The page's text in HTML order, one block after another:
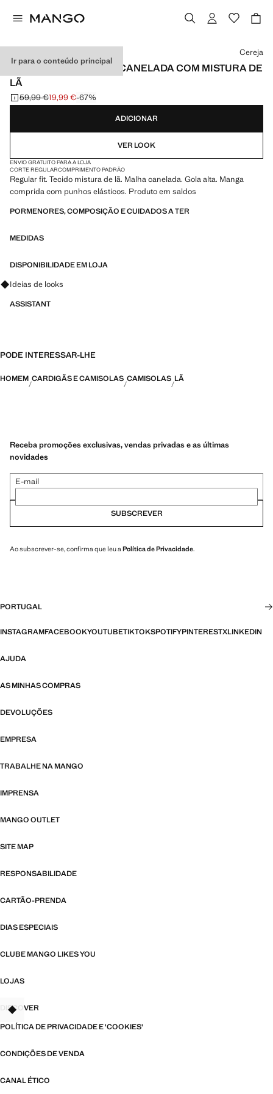
Ir para o conteúdo principal
CAMISOLA DE MALHA CANELADA COM MISTURA DE
LÃ
Preço inicial riscado [59,99 € ]
59,99 €
Preço atual [19,99 € ]
19,99 €-67%
Selecione uma cor
Cereja
ADICIONAR
VER LOOK
ENVIO GRATUITO PARA A LOJA
CORTE REGULARCOMPRIMENTO PADRÃO
Regular fit. Tecido mistura de lã. Malha canelada. Gola alta. Manga
comprida com punhos elásticos. Produto em saldos
PORMENORES, COMPOSIÇÃO E CUIDADOS A TER
MEDIDAS
DISPONIBILIDADE EM LOJA
Pergunte sobre looks, peças e tendências
Ideias de looks
ASSISTANT
PODE INTERESSAR-LHE
HOMEM CARDIGÃS E CAMISOLAS CAMISOLAS LÃ
Receba promoções exclusivas, vendas privadas e as últimas
novidades
E-mail
SUBSCREVER
Ao subscrever-se, confirma que leu a Política de Privacidade.
PORTUGAL
INSTAGRAMFACEBOOKYOUTUBETIKTOKSPOTIFYPINTERESTXLINKEDIN
AJUDA
AS MINHAS COMPRAS
DEVOLUÇÕES
EMPRESA
TRABALHE NA MANGO
IMPRENSA
MANGO OUTLET
SITE MAP
RESPONSABILIDADE
CARTÃO-PRENDA
DIAS ESPECIAIS
CLUBE MANGO LIKES YOU
LOJAS
DISCOVER
POLÍTICA DE PRIVACIDADE E 'COOKIES'
CONDIÇÕES DE VENDA
CANAL ÉTICO